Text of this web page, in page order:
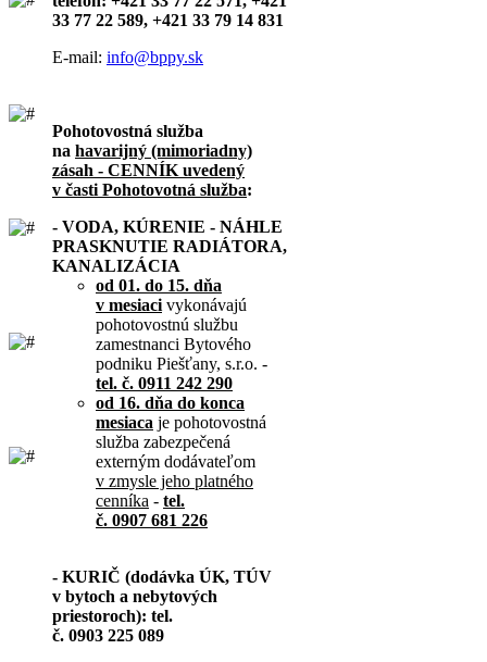
33 77 22 589, +421 33 79 14 831
E-mail: info@bppy.sk
Pohotovostná služba
na havarijný (mimoriadny)
zásah - CENNÍK uvedený
v časti Pohotovotná služba:
- VODA, KÚRENIE - NÁHLE
PRASKNUTIE RADIÁTORA,
KANALIZÁCIA
od 01. do 15. dňa
v mesiaci vykonávajú
pohotovostnú službu
zamestnanci Bytového
podniku Piešťany, s.r.o. -
tel. č. 0911 242 290
od 16. dňa do konca
mesiaca je pohotovostná
služba zabezpečená
externým dodávateľom
v zmysle jeho platného
cenníka - tel.
č. 0907 681 226
- KURIČ (dodávka ÚK, TÚV
v bytoch a nebytových
priestoroch): tel.
č. 0903 225 089